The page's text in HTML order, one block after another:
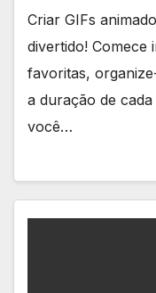
Criar GIFs
divertido! Comece
favoritas,
a duração de
você…